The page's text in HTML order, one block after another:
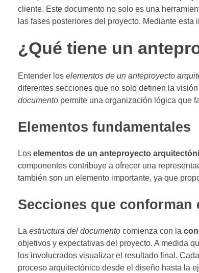
cliente. Este documento no solo es una
las fases posteriores del proyecto. Mediante
¿Qué tiene un
Entender los elementos de un anteproyecto
diferentes secciones que no solo definen la
documento permite una organización lógica que
Elementos fundamentales
Los elementos de un anteproyecto
componentes contribuye a ofrecer una
también son un elemento importante, ya que
Secciones que conforman
La estructura del documento comienza con la
objetivos y expectativas del proyecto. A medida
los involucrados visualizar el resultado final.
proceso arquitectónico desde el diseño hasta la